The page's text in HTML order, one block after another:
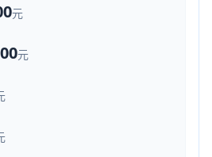
元
元